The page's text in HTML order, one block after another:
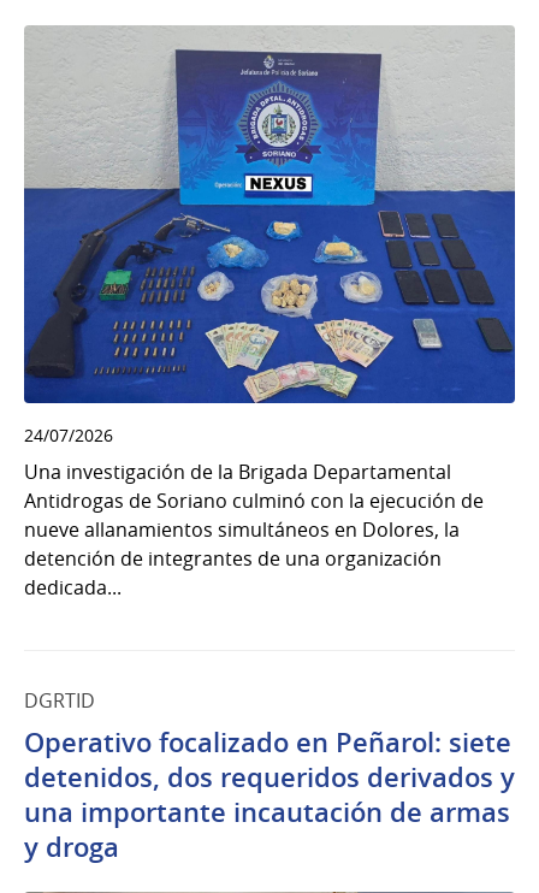
24/07/2026
Una investigación de la Brigada Departamental
Antidrogas de Soriano culminó con la ejecución de
nueve allanamientos simultáneos en Dolores, la
detención de integrantes de una organización
dedicada...
DGRTID
Operativo focalizado en Peñarol: siete
detenidos, dos requeridos derivados y
una importante incautación de armas
y droga